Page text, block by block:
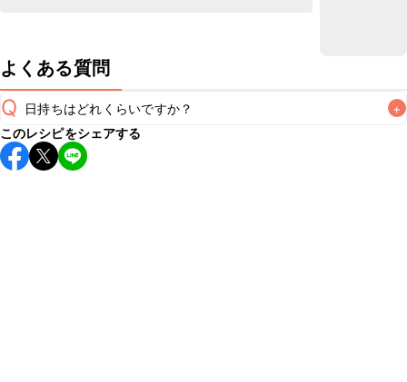
よくある質問
Q 日持ちはどれくらいですか？ +
保存期間は冷蔵で当日中が目安です。なるべくお早めにお召
し上がりください。
このレシピをシェアする